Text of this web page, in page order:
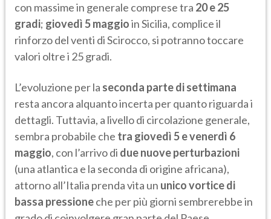
con massime in generale comprese tra 20 e 25
gradi; giovedì 5 maggioin Sicilia, complice il
rinforzo del venti di Scirocco, si potranno toccare
valori oltre i 25 gradi.
L’evoluzione per la seconda parte di settimana
resta ancora alquanto incerta per quanto riguarda i
dettagli. Tuttavia, a livello di circolazione generale,
sembra probabile che tra giovedì 5 e venerdì 6
maggio, con l’arrivo di due nuove perturbazioni
(una atlantica e la seconda di origine africana),
attorno all’Italia prenda vita un unico vortice di
bassa pressioneche per più giorni sembrerebbe in